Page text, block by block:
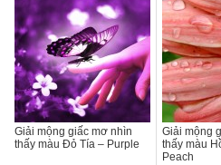
Giải mộng giấc mơ nhìn
thấy màu Đỏ Tía – Purple
Giải mộng
thấy màu
Peach